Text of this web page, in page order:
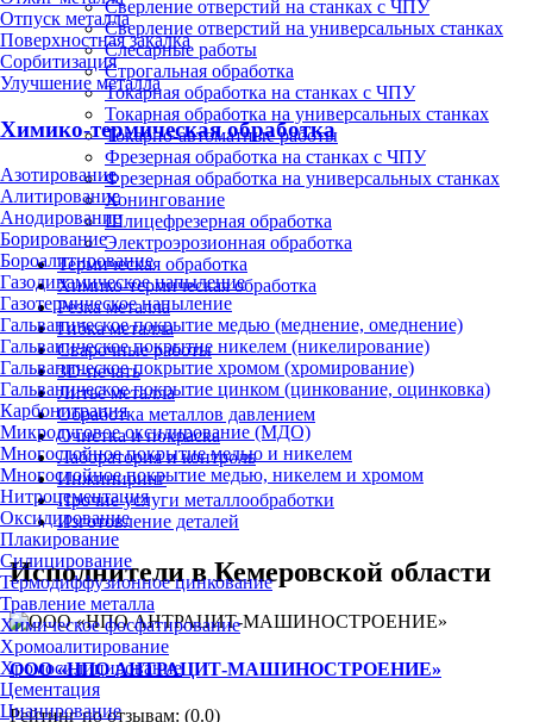
Отпуск металла
Поверхностная закалка
Сорбитизация
Улучшение металла
Химико-термическая обработка
Азотирование
Алитирование
Анодирование
Борирование
Бороалитирование
Газодинамическое напыление
Газотермическое напыление
Гальваническое покрытие медью (меднение, омеднение)
Гальваническое покрытие никелем (никелирование)
Гальваническое покрытие хромом (хромирование)
Гальваническое покрытие цинком (цинкование, оцинковка)
Карбонитрация
Микродуговое оксидирование (МДО)
Многослойное покрытие медью и никелем
Многослойное покрытие медью, никелем и хромом
Нитроцементация
Оксидирование
Плакирование
Силицирование
Термодиффузионное цинкование
Травление металла
Химическое фосфатирование
Хромоалитирование
Хромосилицирование
Цементация
Цианирование
Сверление отверстий на станках с ЧПУ
Сверление отверстий на универсальных станках
Слесарные работы
Строгальная обработка
Токарная обработка на станках с ЧПУ
Токарная обработка на универсальных станках
Токарно-автоматные работы
Фрезерная обработка на станках с ЧПУ
Фрезерная обработка на универсальных станках
Хонингование
Шлицефрезерная обработка
Электроэрозионная обработка
Термическая обработка
Химико-термическая обработка
Резка металла
Гибка металла
Сварочные работы
3D-печать
Литьё металла
Обработка металлов давлением
Очистка и покраска
Лаборатория и контроль
Инжиниринг
Прочие услуги металлообработки
Изготовление деталей
Исполнители в Кемеровской области
ООО «НПО АНТРАЦИТ-МАШИНОСТРОЕНИЕ»
Рейтинг по отзывам: (0.0)